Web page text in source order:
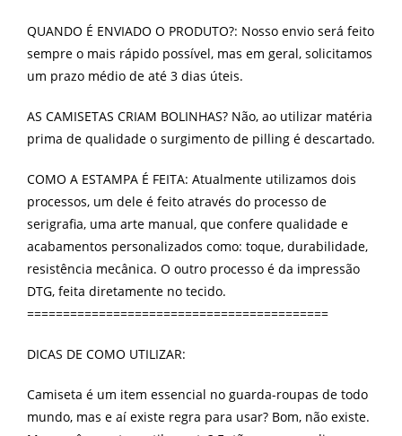
QUANDO É ENVIADO O PRODUTO?: Nosso envio será feito
sempre o mais rápido possível, mas em geral, solicitamos
um prazo médio de até 3 dias úteis.
AS CAMISETAS CRIAM BOLINHAS? Não, ao utilizar matéria
prima de qualidade o surgimento de pilling é descartado.
COMO A ESTAMPA É FEITA: Atualmente utilizamos dois
processos, um dele é feito através do processo de
serigrafia, uma arte manual, que confere qualidade e
acabamentos personalizados como: toque, durabilidade,
resistência mecânica. O outro processo é da impressão
DTG, feita diretamente no tecido.
==========================================
DICAS DE COMO UTILIZAR:
Camiseta é um item essencial no guarda-roupas de todo
mundo, mas e aí existe regra para usar? Bom, não existe.